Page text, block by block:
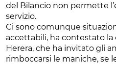
del Bilancio non permette
servizio.
Ci sono comunque
accettabili, ha contestato la
Herera, che ha invitato gli
rimboccarsi le maniche, se